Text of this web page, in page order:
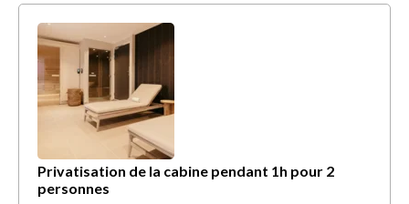
Privatisation de la cabine pendant 1h pour 2
personnes